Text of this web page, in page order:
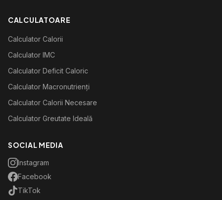
CALCULATOARE
Calculator Calorii
Calculator IMC
Calculator Deficit Caloric
Calculator Macronutrienți
Calculator Calorii Necesare
Calculator Greutate Ideală
SOCIAL MEDIA
Instagram
Facebook
TikTok